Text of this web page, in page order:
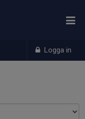
Logga in